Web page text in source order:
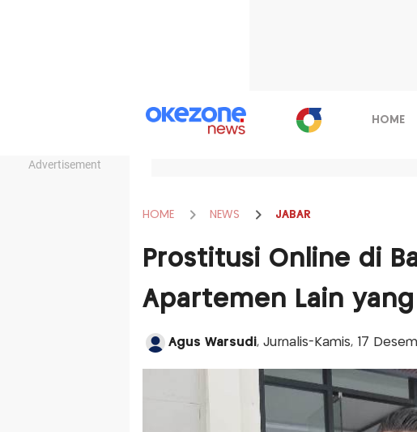
Advertisement
HOME
HOME NEWS JABAR
Prostitusi Online di
Apartemen Lain
Agus Warsudi, Jurnalis-Kamis, 17